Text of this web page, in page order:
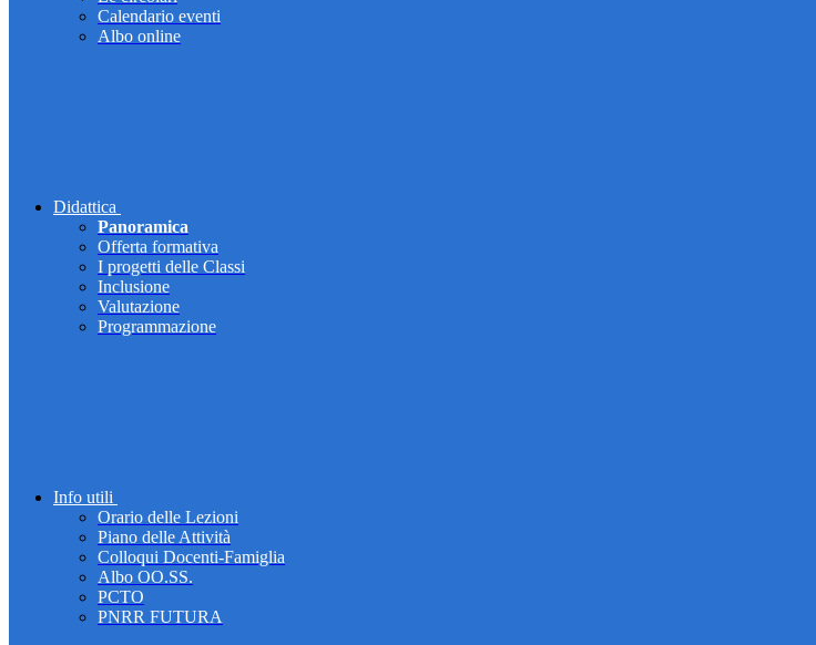
Calendario eventi
Albo online
Didattica
Panoramica
Offerta formativa
I progetti delle Classi
Inclusione
Valutazione
Programmazione
Info utili
Orario delle Lezioni
Piano delle Attività
Colloqui Docenti-Famiglia
Albo OO.SS.
PCTO
PNRR FUTURA